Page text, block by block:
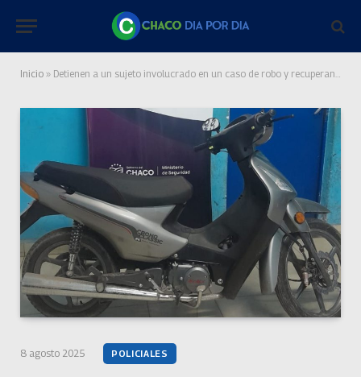
Inicio » Detienen a un sujeto involucrado en un caso de robo y recuperan una moto
8 agosto 2025 POLICIALES